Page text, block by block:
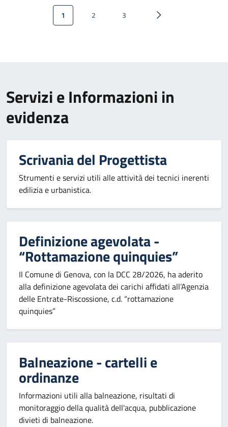
Paginazione
Pagina attuale
1 Pagina
2 Pagina
3 Pagina successiva
Servizi e Informazioni in
evidenza
Scrivania del Progettista
Strumenti e servizi utili alle attività dei tecnici inerenti
edilizia e urbanistica.
Definizione agevolata -
“Rottamazione quinquies”
Il Comune di Genova, con la DCC 28/2026, ha aderito
alla definizione agevolata dei carichi affidati all’Agenzia
delle Entrate-Riscossione, c.d. “rottamazione
quinquies”
Balneazione - cartelli e
ordinanze
Informazioni utili alla balneazione, risultati di
monitoraggio della qualità dell'acqua, pubblicazione
divieti di balneazione.